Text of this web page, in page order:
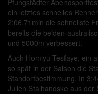
Pfungstädter
ein letztes schnelles
2:06,71min die schnellste
bereits die beiden
und 5000m verbessert.
Auch Homiyu Tesfaye, ein
so spät in der Saison die
Standortbestimmung. In
Julien Stalhandske aus der